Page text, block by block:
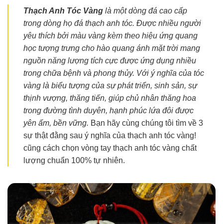
Thạch Anh Tóc Vàng là một dòng đá cao cấp
trong dòng họ đá thạch anh tóc. Được nhiều người
yêu thích bởi màu vàng kèm theo hiệu ứng quang
học tượng trưng cho hào quang ánh mặt trời mang
nguồn năng lượng tích cực được ứng dụng nhiều
trong chữa bệnh và phong thủy. Với ý nghĩa của tóc
vàng là biểu tượng của sự phát triển, sinh sản, sự
thịnh vượng, thăng tiến, giúp chủ nhân thăng hoa
trong đường tình duyên, hạnh phúc lứa đôi được
yên ấm, bền vững. Bạn hãy cùng chúng tôi tìm về 3
sự thật đằng sau ý nghĩa của thạch anh tóc vàng!
cũng cách chọn vòng tay thạch anh tóc vàng chất
lượng chuẩn 100% tự nhiên.